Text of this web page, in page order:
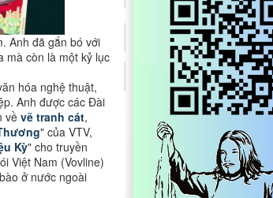
Anh đã gắn bó với
mà còn là một kỷ lục
hóa nghệ thuật,
Anh được các Đài
về vẽ tranh cát,
" của VTV,
Kỳ" cho truyền
Việt Nam (Vovline)
ở nước ngoài